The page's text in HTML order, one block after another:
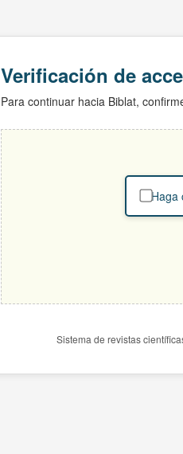
Verificación de
Para continuar hacia Biblat,
Haga
Sistema de revistas